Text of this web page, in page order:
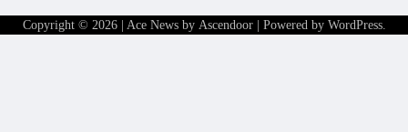
Copyright © 2026 | Ace News by Ascendoor| Powered by WordPress.